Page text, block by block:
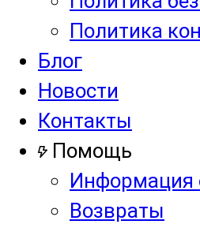
Политика
Блог
Новости
Контакты
Помощь
Информация
Возвраты